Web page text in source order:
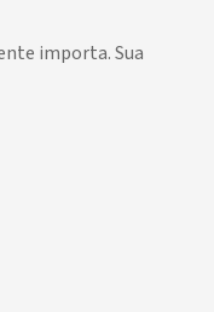
importa. Sua